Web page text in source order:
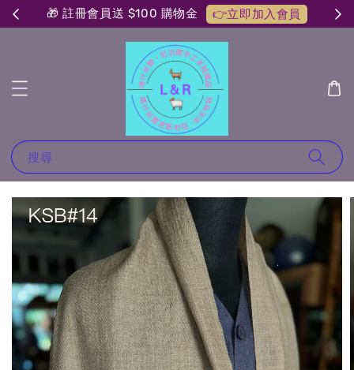
🎁 註冊會員送 $100 購物金 👉立即加入會員
搜尋